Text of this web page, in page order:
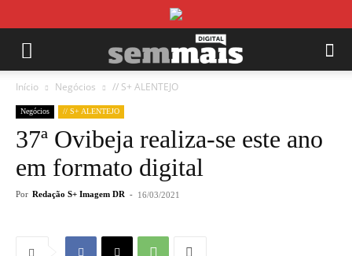
Início Negócios // S+ ALENTEJO
Negócios // S+ ALENTEJO
37ª Ovibeja realiza-se este ano
em formato digital
Por Redação S+ Imagem DR - 16/03/2021